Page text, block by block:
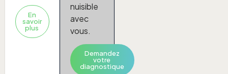
En
savoir
plus
nuisible
avec
vous.
Demandez
votre
diagnostique